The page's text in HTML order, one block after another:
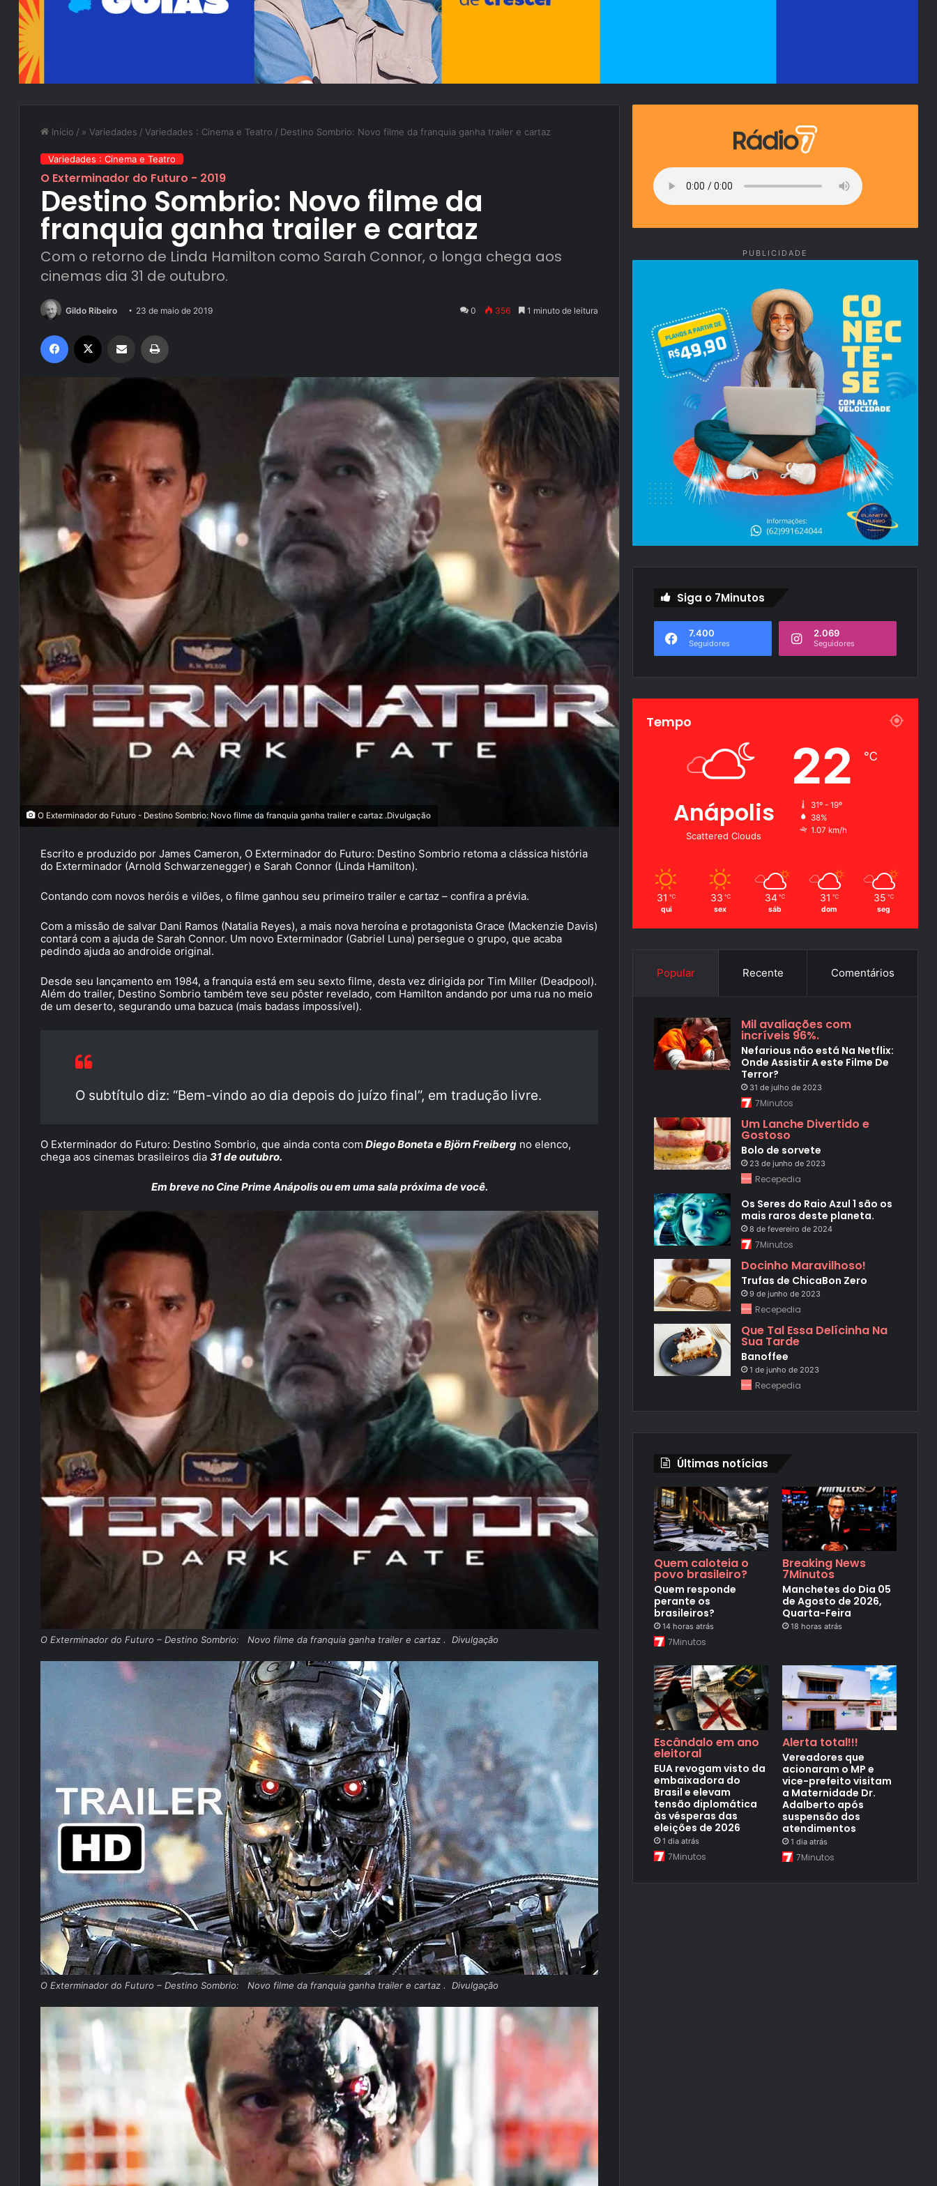
Início / » Variedades / Variedades : Cinema e Teatro / Destino Sombrio: Novo filme da franquia ganha trailer e cartaz
Variedades : Cinema e Teatro
O Exterminador do Futuro - 2019
Destino Sombrio: Novo filme da
franquia ganha trailer e cartaz
Com o retorno de Linda Hamilton como Sarah Connor, o longa chega aos
cinemas dia 31 de outubro.
Gildo Ribeiro 23 de maio de 2019 0 356 1 minuto de leitura
O Exterminador do Futuro - Destino Sombrio: Novo filme da franquia ganha trailer e cartaz .Divulgação
Escrito e produzido por James Cameron, O Exterminador do Futuro: Destino Sombrio retoma a clássica história
do Exterminador (Arnold Schwarzenegger) e Sarah Connor (Linda Hamilton).
Contando com novos heróis e vilões, o filme ganhou seu primeiro trailer e cartaz – confira a prévia.
Com a missão de salvar Dani Ramos (Natalia Reyes), a mais nova heroína e protagonista Grace (Mackenzie Davis)
contará com a ajuda de Sarah Connor. Um novo Exterminador (Gabriel Luna) persegue o grupo, que acaba
pedindo ajuda ao androide original.
Desde seu lançamento em 1984, a franquia está em seu sexto filme, desta vez dirigida por Tim Miller (Deadpool).
Além do trailer, Destino Sombrio também teve seu pôster revelado, com Hamilton andando por uma rua no meio
de um deserto, segurando uma bazuca (mais badass impossível).
O subtítulo diz: “Bem-vindo ao dia depois do juízo final”, em tradução livre.
O Exterminador do Futuro: Destino Sombrio, que ainda conta com Diego Boneta e Björn Freiberg no elenco,
chega aos cinemas brasileiros dia 31 de outubro.
Em breve no Cine Prime Anápolis ou em uma sala próxima de você.
O Exterminador do Futuro – Destino Sombrio: Novo filme da franquia ganha trailer e cartaz . Divulgação
O Exterminador do Futuro – Destino Sombrio: Novo filme da franquia ganha trailer e cartaz . Divulgação
PUBLICIDADE
Siga o 7Minutos
7.400
Seguidores
2.069
Seguidores
Tempo
Anápolis
Scattered Clouds
22 ℃
31º - 19º
38%
1.07 km/h
31 ℃
qui
33 ℃
sex
34 ℃
sáb
31 ℃
dom
35 ℃
seg
Popular Recente Comentários
Mil avaliações com
incríveis 96%.
Nefarious não está Na Netflix:
Onde Assistir A este Filme De
Terror?
31 de julho de 2023
7Minutos
Um Lanche Divertido e
Gostoso
Bolo de sorvete
23 de junho de 2023
Recepedia
Os Seres do Raio Azul 1 são os
mais raros deste planeta.
8 de fevereiro de 2024
7Minutos
Docinho Maravilhoso!
Trufas de ChicaBon Zero
9 de junho de 2023
Recepedia
Que Tal Essa Delícinha Na
Sua Tarde
Banoffee
1 de junho de 2023
Recepedia
Últimas notícias
Quem caloteia o
povo brasileiro?
Quem responde
perante os
brasileiros?
14 horas atrás
7Minutos
Breaking News
7Minutos
Manchetes do Dia 05
de Agosto de 2026,
Quarta-Feira
18 horas atrás
Escândalo em ano
eleitoral
EUA revogam visto da
embaixadora do
Brasil e elevam
tensão diplomática
às vésperas das
eleições de 2026
1 dia atrás
7Minutos
Alerta total!!!
Vereadores que
acionaram o MP e
vice-prefeito visitam
a Maternidade Dr.
Adalberto após
suspensão dos
atendimentos
1 dia atrás
7Minutos